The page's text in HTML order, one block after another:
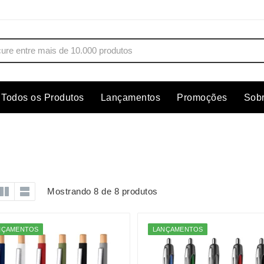
Executivos
Espelhos
Esporte e Jogos
Esteiras
Kit Queijo
Lanternas
Todos os Produtos Lançamentos Promoções
Mostrando 8 de 8 produtos
LANÇAMENTOS